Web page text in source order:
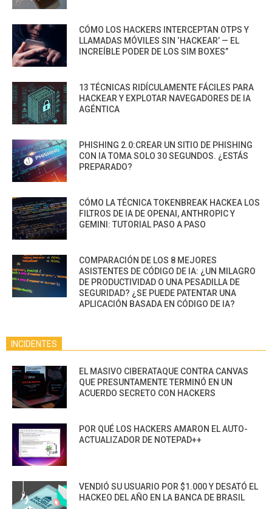
CÓMO LOS HACKERS INTERCEPTAN OTPS Y
LLAMADAS MÓVILES SIN ‘HACKEAR’ — EL
INCREÍBLE PODER DE LOS SIM BOXES”
13 TÉCNICAS RIDÍCULAMENTE FÁCILES PARA
HACKEAR Y EXPLOTAR NAVEGADORES DE IA
AGÉNTICA
PHISHING 2.0:CREAR UN SITIO DE PHISHING
CON IA TOMA SOLO 30 SEGUNDOS. ¿ESTÁS
PREPARADO?
CÓMO LA TÉCNICA TOKENBREAK HACKEA LOS
FILTROS DE IA DE OPENAI, ANTHROPIC Y
GEMINI: TUTORIAL PASO A PASO
COMPARACIÓN DE LOS 8 MEJORES
ASISTENTES DE CÓDIGO DE IA: ¿UN MILAGRO
DE PRODUCTIVIDAD O UNA PESADILLA DE
SEGURIDAD? ¿SE PUEDE PATENTAR UNA
APLICACIÓN BASADA EN CÓDIGO DE IA?
INCIDENTES
EL MASIVO CIBERATAQUE CONTRA CANVAS
QUE PRESUNTAMENTE TERMINÓ EN UN
ACUERDO SECRETO CON HACKERS
POR QUÉ LOS HACKERS AMARON EL AUTO-
ACTUALIZADOR DE NOTEPAD++
VENDIÓ SU USUARIO POR $1.000 Y DESATÓ EL
HACKEO DEL AÑO EN LA BANCA DE BRASIL